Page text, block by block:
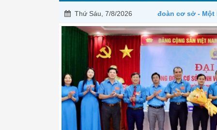
Thứ Sáu, 7/8/2026
Mỗi công đoàn cơ sở - Một lợi ích đoàn viên